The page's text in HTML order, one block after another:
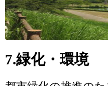
7.緑化・環境